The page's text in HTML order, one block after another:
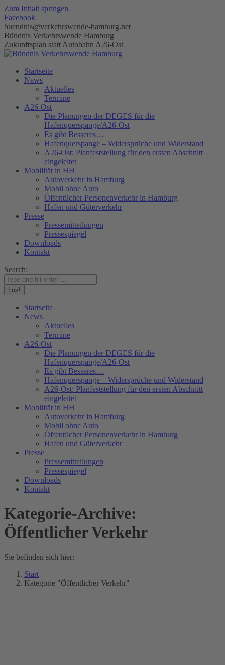
Zum Inhalt springen
Facebook
buendnis@verkehrswende-hamburg.net
Bündnis Verkehrswende Hamburg
Zukunftsplan statt Autobahn A26-Ost
Startseite
News
Aktuelles
Termine
A26-Ost
Die Planungen der DEGES für die
Hafenquerspange/A26-Ost
Es gibt Besseres…
Hafenquerspange – Widersprüche und Widerstand
A26-Ost: Planfeststellung für den ersten Abschnitt
eingeleitet
Mobilität in HH
Autoverkehr in Hamburg
Mobil ohne Auto
Öffentlicher Personenverkehr in Hamburg
Hafen und Güterverkehr
Presse
Pressemitteilungen
Pressespiegel
Downloads
Kontakt
Search:
Startseite
News
Aktuelles
Termine
A26-Ost
Die Planungen der DEGES für die
Hafenquerspange/A26-Ost
Es gibt Besseres…
Hafenquerspange – Widersprüche und Widerstand
A26-Ost: Planfeststellung für den ersten Abschnitt
eingeleitet
Mobilität in HH
Autoverkehr in Hamburg
Mobil ohne Auto
Öffentlicher Personenverkehr in Hamburg
Hafen und Güterverkehr
Presse
Pressemitteilungen
Pressespiegel
Downloads
Kontakt
Kategorie-Archive:
Öffentlicher Verkehr
Sie befinden sich hier:
Start
Kategorie "Öffentlicher Verkehr"